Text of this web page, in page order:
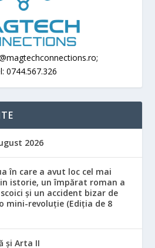
0744.567.326
2026
în care a avut loc cel mai
istorie, un împărat roman a
și un accident bizar de
mini-revoluție (Ediția de 8
și Arta II